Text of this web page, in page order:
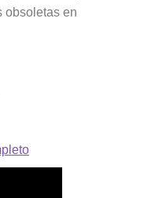
obsoletas en